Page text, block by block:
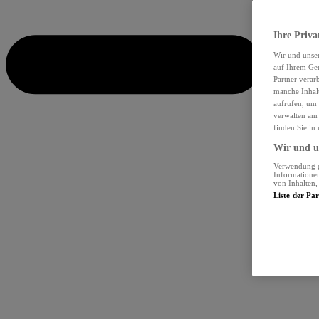
Ihre
Wir und
auf Ihrem
Partner
manche
aufrufen, um
verwalten
finden Sie in
Wir und
Verwendung
von Inhalten,
Liste der